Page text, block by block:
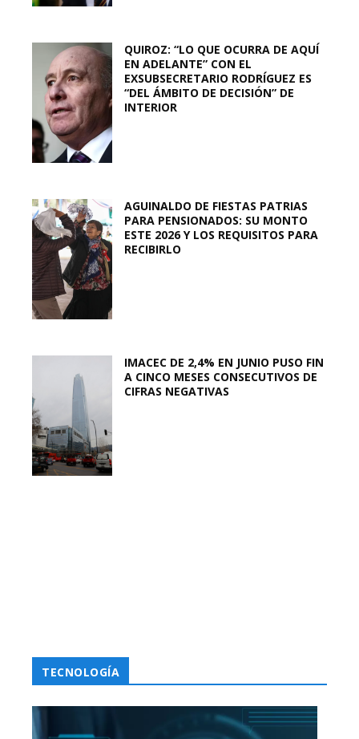
QUIROZ: “LO QUE OCURRA DE AQUÍ
EN ADELANTE” CON EL
EXSUBSECRETARIO RODRÍGUEZ ES
“DEL ÁMBITO DE DECISIÓN” DE
INTERIOR
AGUINALDO DE FIESTAS PATRIAS
PARA PENSIONADOS: SU MONTO
ESTE 2026 Y LOS REQUISITOS PARA
RECIBIRLO
IMACEC DE 2,4% EN JUNIO PUSO FIN
A CINCO MESES CONSECUTIVOS DE
CIFRAS NEGATIVAS
TECNOLOGÍA